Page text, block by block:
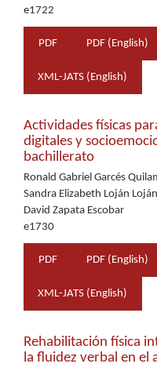
e1722
PDF PDF (English)
XML-JATS (English)
Actividades físicas
digitales y
bachillerato
Ronald Gabriel Garcés
Sandra Elizabeth Loján
David Zapata Escobar
e1730
PDF PDF (English)
XML-JATS (English)
Rehabilitación física
la fluidez verbal en